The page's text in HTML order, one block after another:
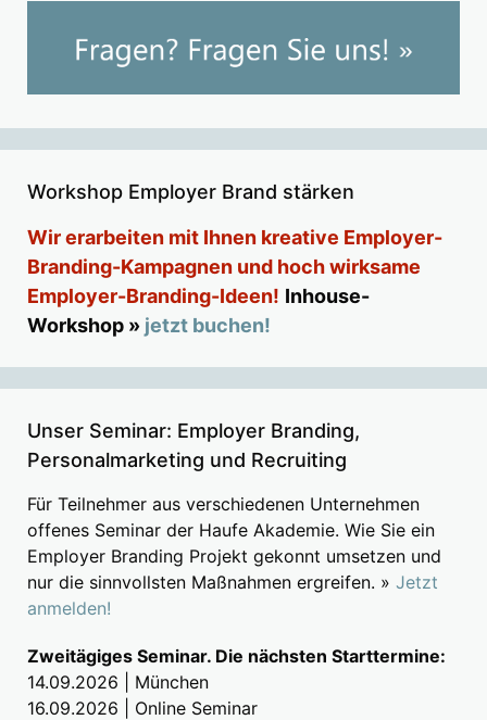
Workshop Employer Brand stärken
Wir erarbeiten mit Ihnen kreative Employer-
Branding-Kampagnen und hoch wirksame
Employer-Branding-Ideen! Inhouse-
Workshop » jetzt buchen!
Unser Seminar: Employer Branding,
Personalmarketing und Recruiting
Für Teilnehmer aus verschiedenen Unternehmen
offenes Seminar der Haufe Akademie. Wie Sie ein
Employer Branding Projekt gekonnt umsetzen und
nur die sinnvollsten Maßnahmen ergreifen. » Jetzt
anmelden!
Zweitägiges Seminar. Die nächsten Starttermine:
14.09.2026 | München
16.09.2026 | Online Seminar